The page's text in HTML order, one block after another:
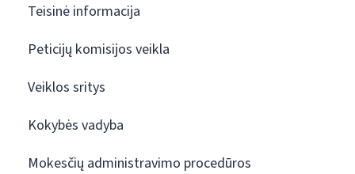
Teisinė informacija
Peticijų komisijos veikla
Veiklos sritys
Kokybės vadyba
Mokesčių administravimo procedūros